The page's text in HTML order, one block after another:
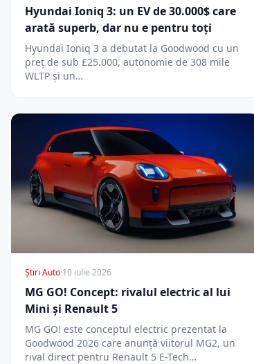
Hyundai Ioniq 3: un EV de 30.000$ care
arată superb, dar nu e pentru toți
Hyundai Ioniq 3 a debutat la Goodwood cu un
preț de sub £25.000, autonomie de 308 mile
WLTP și un…
Știri Auto·10 iulie 2026
MG GO! Concept: rivalul electric al lui
Mini și Renault 5
MG GO! este conceptul electric prezentat la
Goodwood 2026 care anunță viitorul MG2, un
rival direct pentru Renault 5 E-Tech…